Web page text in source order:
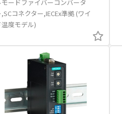
ードファイバーコンバータ
コネクター,IECEx準拠 (ワイ
度モデル)